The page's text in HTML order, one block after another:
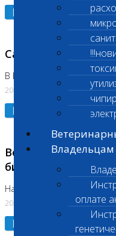
Владельцам
оплате
Подробнее
Санитарный день
В Бутово 21.07.2026
20.07.2026
Подробнее
Возобновлено
биохимических
На Нагорной
20.07.2026
Подробнее